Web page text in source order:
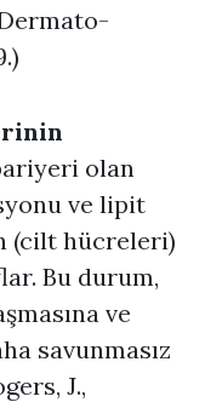
olan
ve lipit
(cilt hücreleri)
Bu durum,
ve
savunmasız
J.,